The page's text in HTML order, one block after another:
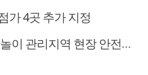
가 4곳 추가 지정
리지역 현장 안전점검 실시